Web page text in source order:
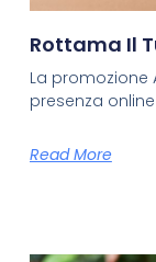
Rottama Il
La promozione
presenza
Read More